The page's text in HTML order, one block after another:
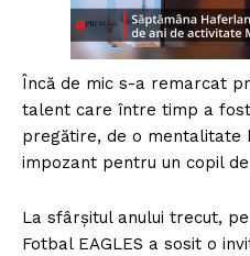
Încă de mic s-a remarcat
talent care între timp a
pregătire, de o mentalitate
impozant pentru un copil
La sfârșitul anului trecut,
Fotbal EAGLES a sosit o